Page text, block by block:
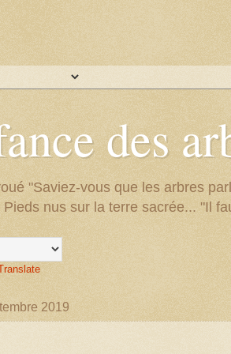
des
"Saviez-vous que les arbres
Pieds nus sur la terre sacrée... "Il
2019